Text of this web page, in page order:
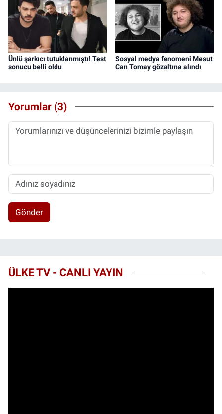
Ünlü şarkıcı tutuklanmıştı! Test
sonucu belli oldu
Sosyal medya fenomeni Mesut
Can Tomay gözaltına alındı
Yorumlar (3)
Gönder
ÜLKE TV - CANLI YAYIN